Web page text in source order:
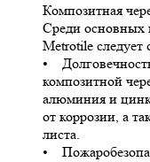
Композитная
Среди основных
Metrotile следует
•
композитной
алюминия и
от коррозии, а
листа.
•